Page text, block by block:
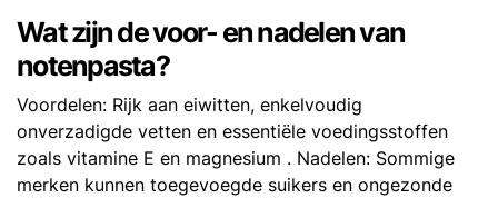
Wat zijn de voor- en nadelen van
notenpasta?
Voordelen: Rijk aan eiwitten, enkelvoudig
onverzadigde vetten en essentiële voedingsstoffen
zoals vitamine E en magnesium . Nadelen: Sommige
merken kunnen toegevoegde suikers en ongezonde